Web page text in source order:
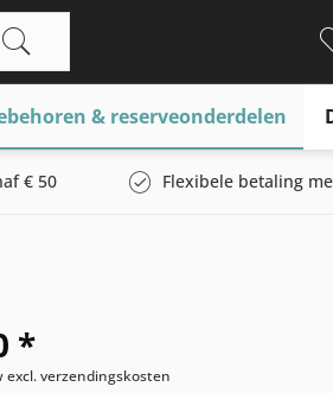
& reserveonderdelen
€ 50 Flexibele betaling
*
excl. verzendingskosten